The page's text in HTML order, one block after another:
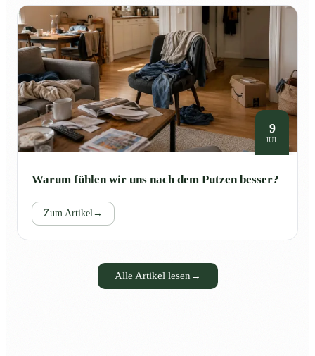
9
JUL
Warum fühlen wir uns nach dem Putzen besser?
Zum Artikel→
Alle Artikel lesen →